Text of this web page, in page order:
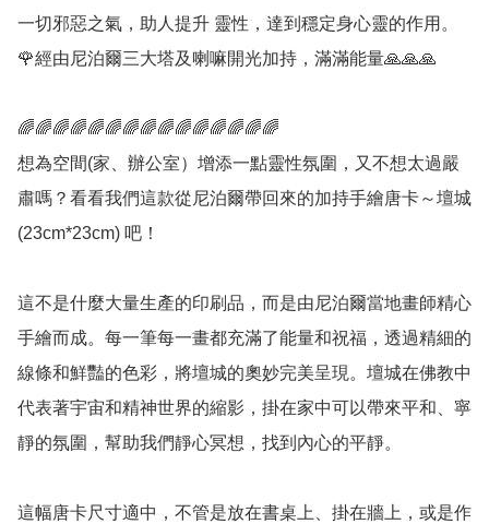
一切邪惡之氣，助人提升 靈性，達到穩定身心靈的作用。
🌹經由尼泊爾三大塔及喇嘛開光加持，滿滿能量🙏🙏🙏
🌈🌈🌈🌈🌈🌈🌈🌈🌈🌈🌈🌈🌈🌈🌈
想為空間(家、辦公室）增添一點靈性氛圍，又不想太過嚴
肅嗎？看看我們這款從尼泊爾帶回來的加持手繪唐卡～壇城
(23cm*23cm) 吧！
這不是什麼大量生產的印刷品，而是由尼泊爾當地畫師精心
手繪而成。每一筆每一畫都充滿了能量和祝福，透過精細的
線條和鮮豔的色彩，將壇城的奧妙完美呈現。壇城在佛教中
代表著宇宙和精神世界的縮影，掛在家中可以帶來平和、寧
靜的氛圍，幫助我們靜心冥想，找到內心的平靜。
這幅唐卡尺寸適中，不管是放在書桌上、掛在牆上，或是作